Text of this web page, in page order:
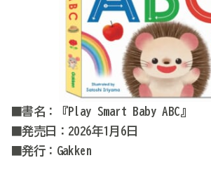
■書名：『Play Smart Baby ABC』
■発売日：2026年1月6日
■発行：Gakken